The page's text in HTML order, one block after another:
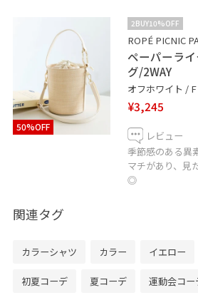
50%OFF
2BUY10%OFF
ROPÉ PICNIC
ペーパーラ
グ/2WAY
オフホワイト / F
¥3,245
レビュー
季節感のある異
マチがあり、見
◎
関連タグ
カラーシャツ カラー イエロー
初夏コーデ 夏コーデ 運動会コー